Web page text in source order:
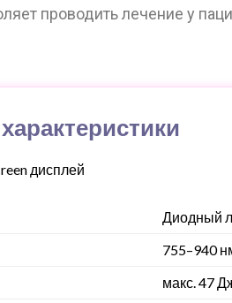
проводить лечение у
дисплей
Диодный
755–940
макс. 47